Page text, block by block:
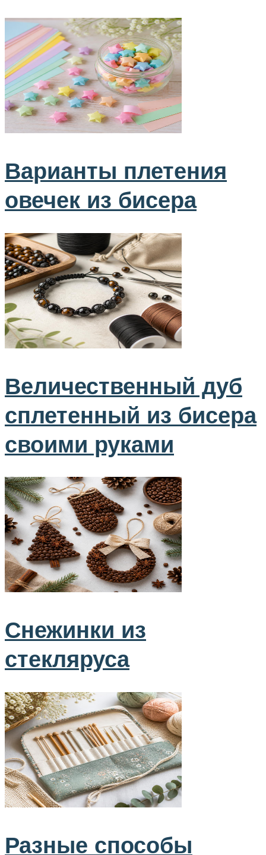
Варианты плетения
овечек из бисера
Величественный дуб
сплетенный из бисера
своими руками
Снежинки из
стекляруса
Разные способы